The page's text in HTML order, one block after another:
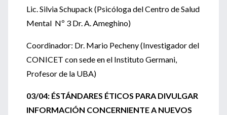
Lic. Silvia Schupack (Psicóloga del Centro de Salud
Mental Nº 3 Dr. A. Ameghino)
Coordinador: Dr. Mario Pecheny (Investigador del
CONICET con sede en el Instituto Germani,
Profesor de la UBA)
03/04: ÉSTÁNDARES ÉTICOS PARA DIVULGAR
INFORMACIÓN CONCERNIENTE A NUEVOS